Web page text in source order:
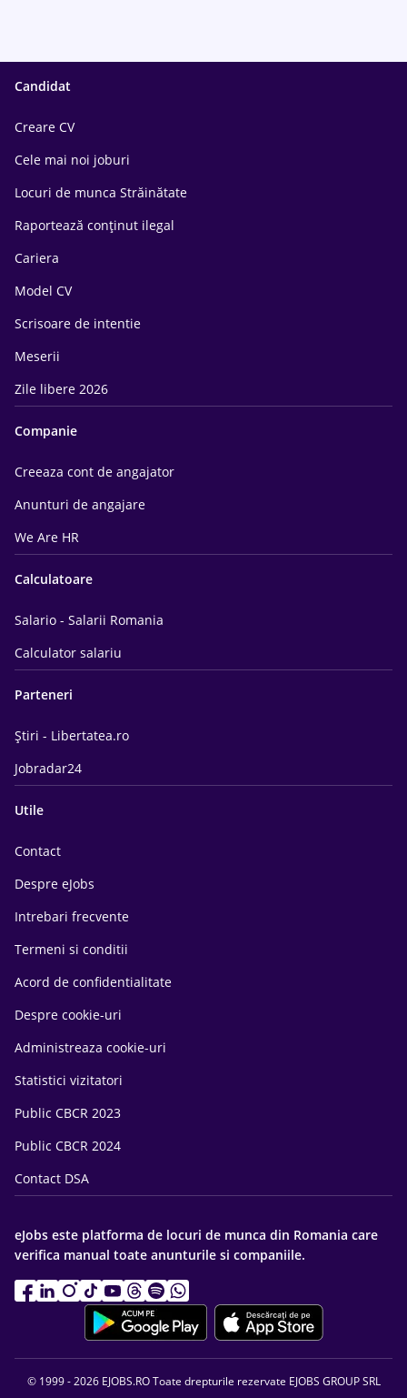
Candidat
Creare CV
Cele mai noi joburi
Locuri de munca Străinătate
Raportează conținut ilegal
Cariera
Model CV
Scrisoare de intentie
Meserii
Zile libere 2026
Companie
Creeaza cont de angajator
Anunturi de angajare
We Are HR
Calculatoare
Salario - Salarii Romania
Calculator salariu
Parteneri
Știri - Libertatea.ro
Jobradar24
Utile
Contact
Despre eJobs
Intrebari frecvente
Termeni si conditii
Acord de confidentialitate
Despre cookie-uri
Administreaza cookie-uri
Statistici vizitatori
Public CBCR 2023
Public CBCR 2024
Contact DSA
eJobs este platforma de locuri de munca din Romania care
verifica manual toate anunturile si companiile.
© 1999 - 2026 EJOBS.RO Toate drepturile rezervate EJOBS GROUP SRL